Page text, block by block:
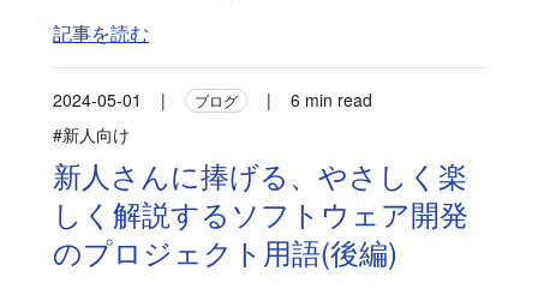
記事を読む
2024-05-01 | ブログ |
6 min read
#新人向け
新人さんに捧げる、やさしく楽
しく解説するソフトウェア開発
のプロジェクト用語(後編)